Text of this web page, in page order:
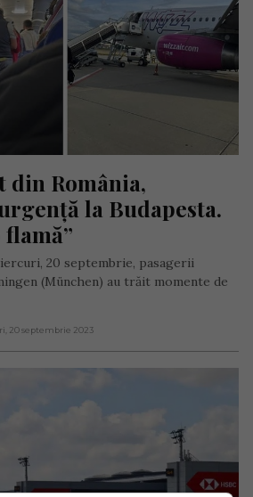
din România,
la Budapesta.
20 septembrie, pasagerii
(München) au trăit momente de
20 septembrie 2023